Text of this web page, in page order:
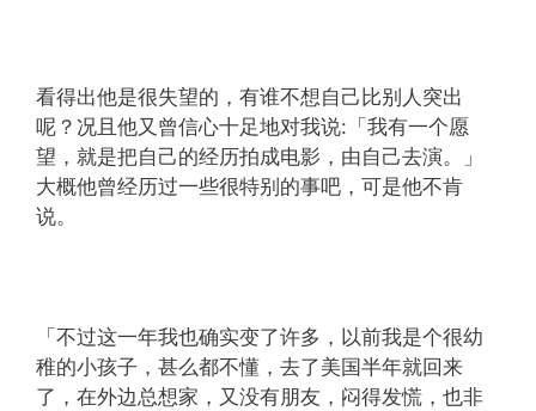
看得出他是很失望的，有谁不想自己比别人突出
呢？况且他又曾信心十足地对我说:「我有一个愿
望，就是把自己的经历拍成电影，由自己去演。」
大概他曾经历过一些很特别的事吧，可是他不肯
说。
「不过这一年我也确实变了许多，以前我是个很幼
稚的小孩子，甚么都不懂，去了美国半年就回来
了，在外边总想家，又没有朋友，闷得发慌，也非